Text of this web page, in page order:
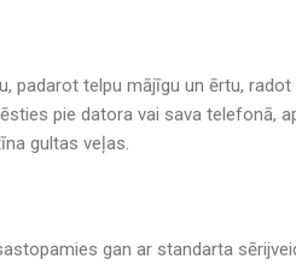
telpu mājīgu un ērtu,
pie datora vai sava
gultas veļas.
gan ar standarta